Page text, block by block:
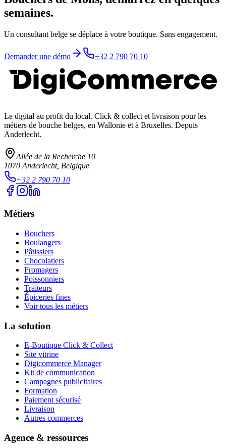
semaines.
Un consultant belge se déplace à votre boutique. Sans engagement.
Demander une démo +32 2 790 70 10
Le digital au profit du local. Click & collect et livraison pour les
métiers de bouche belges, en Wallonie et à Bruxelles. Depuis
Anderlecht.
Allée de la Recherche 10
1070 Anderlecht, Belgique
+32 2 790 70 10
Métiers
Bouchers
Boulangers
Pâtissiers
Chocolatiers
Fromagers
Poissonniers
Traiteurs
Épiceries fines
Voir tous les métiers
La solution
E-Boutique Click & Collect
Site vitrine
Digicommerce Manager
Kit de communication
Campagnes publicitaires
Formation
Paiement sécurisé
Livraison
Autres commerces
Agence & ressources